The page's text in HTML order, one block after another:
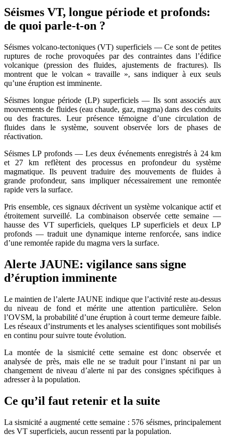
Séismes VT, longue période et profonds:
de quoi parle-t-on ?
Séismes volcano‑tectoniques (VT) superficiels — Ce sont de petites
ruptures de roche provoquées par des contraintes dans l’édifice
volcanique (pression des fluides, ajustements de fractures). Ils
montrent que le volcan « travaille », sans indiquer à eux seuls
qu’une éruption est imminente.
Séismes longue période (LP) superficiels — Ils sont associés aux
mouvements de fluides (eau chaude, gaz, magma) dans des conduits
ou des fractures. Leur présence témoigne d’une circulation de
fluides dans le système, souvent observée lors de phases de
réactivation.
Séismes LP profonds — Les deux événements enregistrés à 24 km
et 27 km reflètent des processus en profondeur du système
magmatique. Ils peuvent traduire des mouvements de fluides à
grande profondeur, sans impliquer nécessairement une remontée
rapide vers la surface.
Pris ensemble, ces signaux décrivent un système volcanique actif et
étroitement surveillé. La combinaison observée cette semaine —
hausse des VT superficiels, quelques LP superficiels et deux LP
profonds — traduit une dynamique interne renforcée, sans indice
d’une remontée rapide du magma vers la surface.
Alerte JAUNE: vigilance sans signe
d’éruption imminente
Le maintien de l’alerte JAUNE indique que l’activité reste au‑dessus
du niveau de fond et mérite une attention particulière. Selon
l’OVSM, la probabilité d’une éruption à court terme demeure faible.
Les réseaux d’instruments et les analyses scientifiques sont mobilisés
en continu pour suivre toute évolution.
La montée de la sismicité cette semaine est donc observée et
analysée de près, mais elle ne se traduit pour l’instant ni par un
changement de niveau d’alerte ni par des consignes spécifiques à
adresser à la population.
Ce qu’il faut retenir et la suite
La sismicité a augmenté cette semaine : 576 séismes, principalement
des VT superficiels, aucun ressenti par la population.